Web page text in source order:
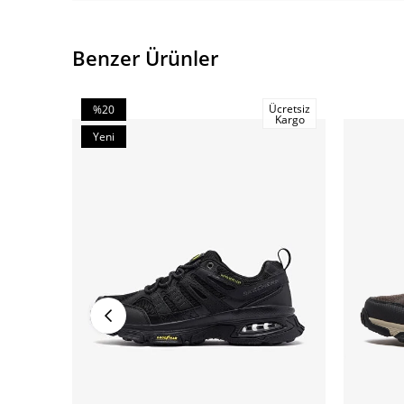
Benzer Ürünler
%20
İndirim
Yeni
Ücretsiz
Kargo